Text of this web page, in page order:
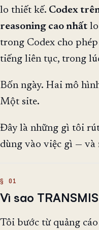
lo thiết kế. Codex
reasoning cao nhất
trong Codex cho
tiếng liên tục, trong
Bốn ngày. Hai mô
Một site.
Đây là những gì tôi
dùng vào việc gì — và
Vì sao
Tôi bước từ quảng